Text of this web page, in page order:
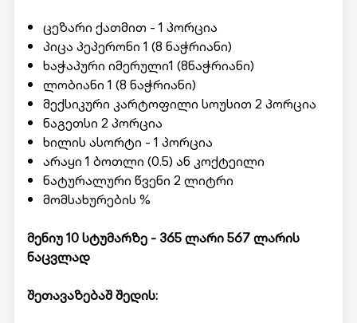
ცეზარი ქათმით - 1 პორცია
პიცა პეპერონი 1 (8 ნაჭრიანი)
ხაჭაპური იმერული1 (8ნაჭრიანი)
ლობიანი 1 (8 ნაჭრიანი)
მექსიკური კარტოფილი სოუსით 2 პორცია
ნაგეთსი 2 პორცია
ხილის ასორტი - 1 პორცია
არაყი 1 ბოთლი (0.5) ან კოქტეილი
ნატურალური წვენი 2 ლიტრი
მომსახურების %
მენიუ 10 სტუმარზე - 365 ლარი 567 ლარის
ნაცვლად
შეთავაზებაშ შედის: